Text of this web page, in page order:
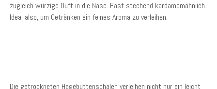
zugleich würzige Duft in die Nase. Fast stechend kardamomähnlich.
Ideal also, um Getränken ein feines Aroma zu verleihen.
Die getrockneten Hagebuttenschalen verleihen nicht nur ein leicht